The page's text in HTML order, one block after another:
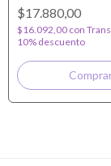
RECTANGULAR
$17.880,00
$16.092,00 con
10% descuento